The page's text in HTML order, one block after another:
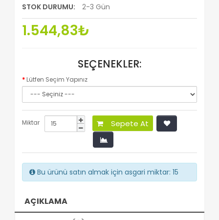
STOK DURUMU:
2-3 Gün
1.544,83₺
SEÇENEKLER:
Lütfen Seçim Yapınız
Miktar Sepete At
Bu ürünü satın almak için asgari miktar: 15
AÇIKLAMA